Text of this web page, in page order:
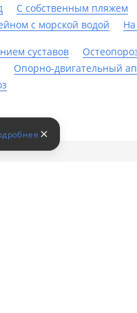
С собственным пляжем
с морской водой
суставов
Опорно-двигательный